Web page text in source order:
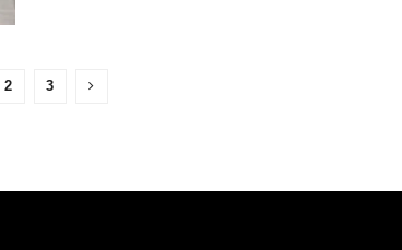
2 3